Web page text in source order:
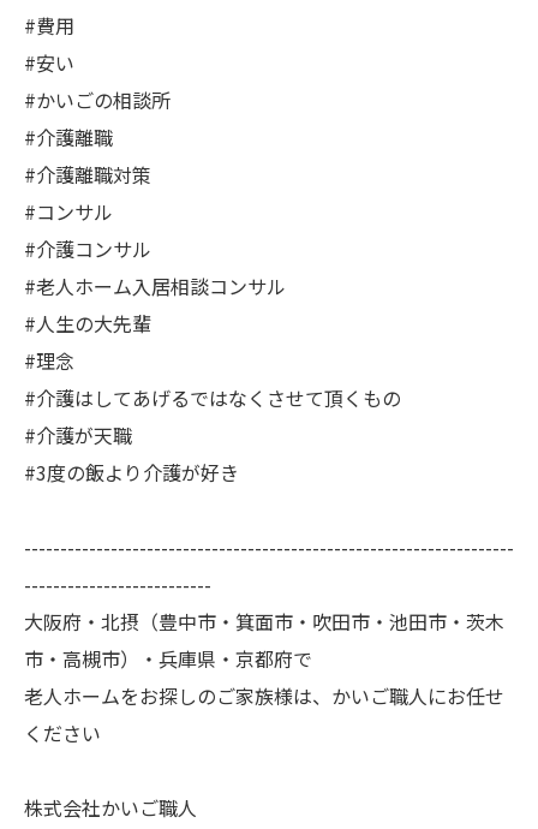
#費用
#安い
#かいごの相談所
#介護離職
#介護離職対策
#コンサル
#介護コンサル
#老人ホーム入居相談コンサル
#人生の大先輩
#理念
#介護はしてあげるではなくさせて頂くもの
#介護が天職
#3度の飯より介護が好き
--------------------------------------------------------------------
--------------------------
大阪府・北摂（豊中市・箕面市・吹田市・池田市・茨木
市・高槻市）・兵庫県・京都府で
老人ホームをお探しのご家族様は、かいご職人にお任せ
ください
株式会社かいご職人